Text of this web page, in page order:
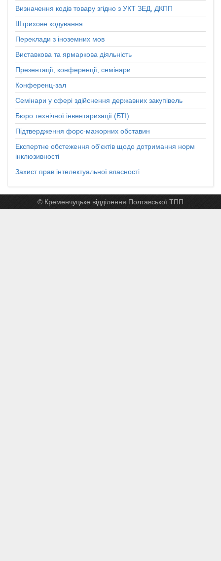
Визначення кодів товару згідно з УКТ ЗЕД, ДКПП
Штрихове кодування
Переклади з іноземних мов
Виставкова та ярмаркова діяльність
Презентації, конференції, семінари
Конференц-зал
Семінари у сфері здійснення державних закупівель
Бюро технічної інвентаризації (БТІ)
Підтвердження форс-мажорних обставин
Експертне обстеження об'єктів щодо дотримання норм
інклюзивності
Захист прав інтелектуальної власності
© Кременчуцьке відділення Полтавської ТПП